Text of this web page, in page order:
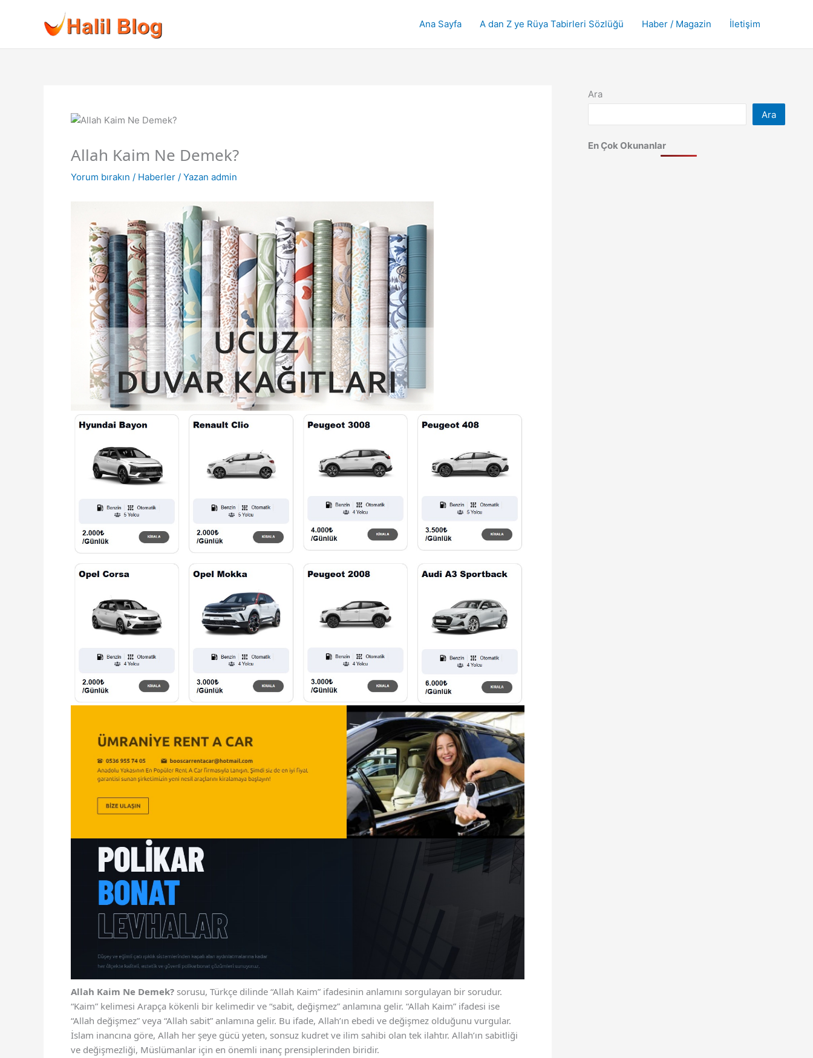
Ana Sayfa A dan Z ye Rüya Tabirleri Sözlüğü Haber / Magazin İletişim
Allah Kaim Ne Demek?
Yorum bırakın / Haberler / Yazan admin
Allah Kaim Ne Demek? sorusu, Türkçe dilinde “Allah Kaim” ifadesinin anlamını sorgulayan bir sorudur.
“Kaim” kelimesi Arapça kökenli bir kelimedir ve “sabit, değişmez” anlamına gelir. “Allah Kaim” ifadesi ise
“Allah değişmez” veya “Allah sabit” anlamına gelir. Bu ifade, Allah’ın ebedi ve değişmez olduğunu vurgular.
İslam inancına göre, Allah her şeye gücü yeten, sonsuz kudret ve ilim sahibi olan tek ilahtır. Allah’ın sabitliği
ve değişmezliği, Müslümanlar için en önemli inanç prensiplerinden biridir.
Ara
Ara
En Çok Okunanlar